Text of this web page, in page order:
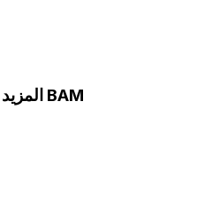
المزيد من الرسوم البيانية المباشرة BAM